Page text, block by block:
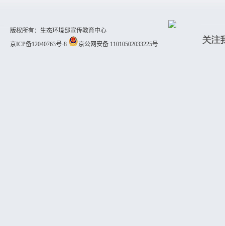
版权所有：生态环境部宣传教育中心
京ICP备12040763号-8
京公网安备 11010502033225号